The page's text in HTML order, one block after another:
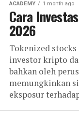
ACADEMY 1 month ago
Cara
2026
Tokenized
investor kripto
bahkan oleh
memungkinkan
eksposur